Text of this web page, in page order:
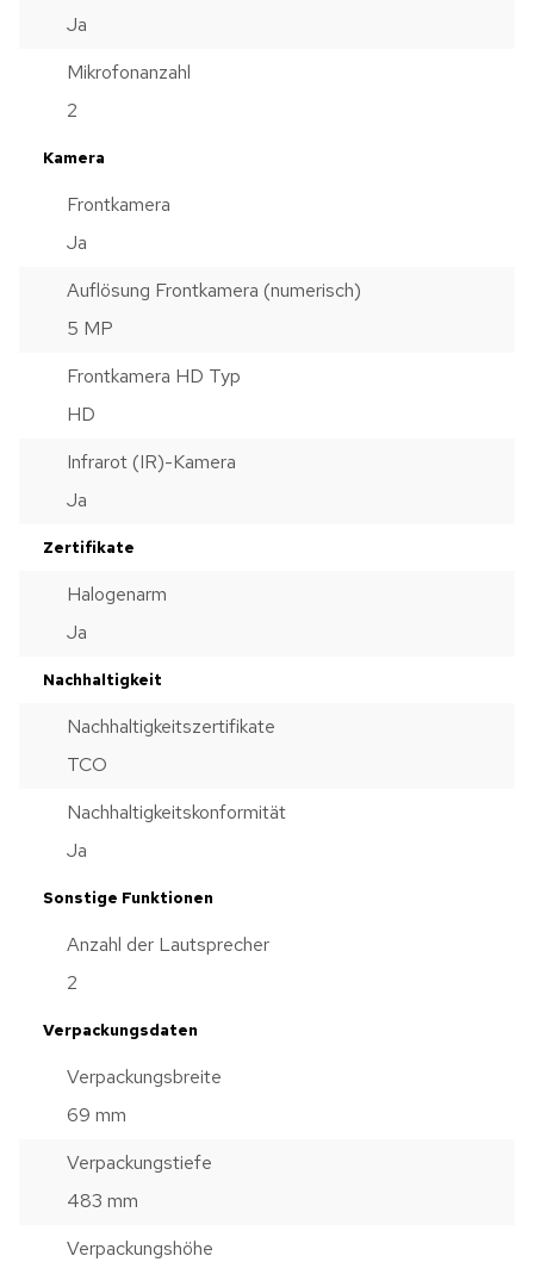
Ja
Mikrofonanzahl
2
Kamera
Frontkamera
Ja
Auflösung Frontkamera (numerisch)
5 MP
Frontkamera HD Typ
HD
Infrarot (IR)-Kamera
Ja
Zertifikate
Halogenarm
Ja
Nachhaltigkeit
Nachhaltigkeitszertifikate
TCO
Nachhaltigkeitskonformität
Ja
Sonstige Funktionen
Anzahl der Lautsprecher
2
Verpackungsdaten
Verpackungsbreite
69 mm
Verpackungstiefe
483 mm
Verpackungshöhe